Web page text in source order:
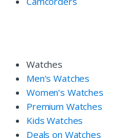
Watches
Men’s Watches
Women’s Watches
Premium Watches
Kids Watches
Deals on Watches